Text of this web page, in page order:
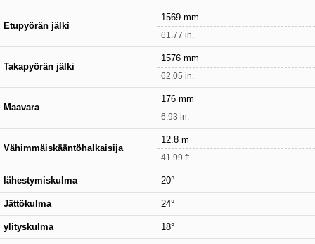
Etupyörän jälki
1569 mm
61.77 in.
Takapyörän jälki
1576 mm
62.05 in.
Maavara
176 mm
6.93 in.
Vähimmäiskääntöhalkaisija
12.8 m
41.99 ft.
lähestymiskulma 20°
Jättökulma 24°
ylityskulma 18°